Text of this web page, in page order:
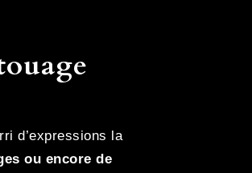
d’expressions la
ou encore de